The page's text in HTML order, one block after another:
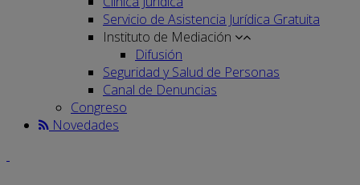
Servicio de Asistencia Jurídica Gratuita
Instituto de Mediación
Difusión
Seguridad y Salud de Personas
Canal de Denuncias
Congreso
Novedades